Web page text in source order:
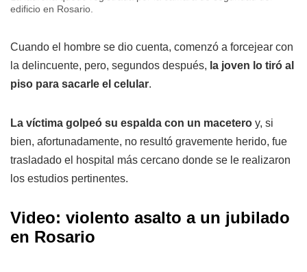
edificio en Rosario.
Cuando el hombre se dio cuenta, comenzó a forcejear con
la delincuente, pero, segundos después, la joven lo tiró al
piso para sacarle el celular.
La víctima golpeó su espalda con un macetero y, si
bien, afortunadamente, no resultó gravemente herido, fue
trasladado el hospital más cercano donde se le realizaron
los estudios pertinentes.
Video: violento asalto a un jubilado
en Rosario